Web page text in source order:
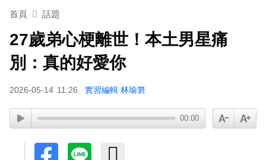
下載東森App，隨時掌握天下大小事！
小24歲女友背景遭起底！姜厚任12點聲明「駁小
三傳聞」：你在講三小？
首頁 話題
27歲弟心梗離世！本土男星痛
別：真的好愛你
2026-05-14 11:26 實習編輯 林瑜䇹
00:00